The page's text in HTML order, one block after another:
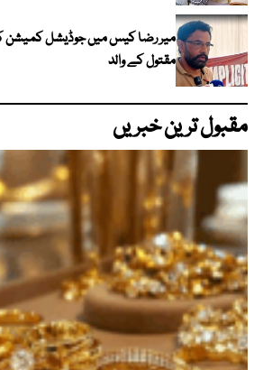
میر رضا کیس میں جوڈیشل کمیشن
مقتول کے والد
مقبول ترین خبریں